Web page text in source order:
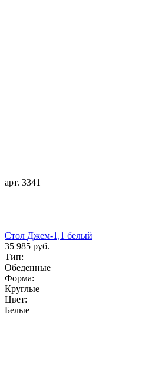
арт. 3341
Стол Джем-1,1 белый
35 985 руб.
Тип:
Обеденные
Форма:
Круглые
Цвет:
Белые